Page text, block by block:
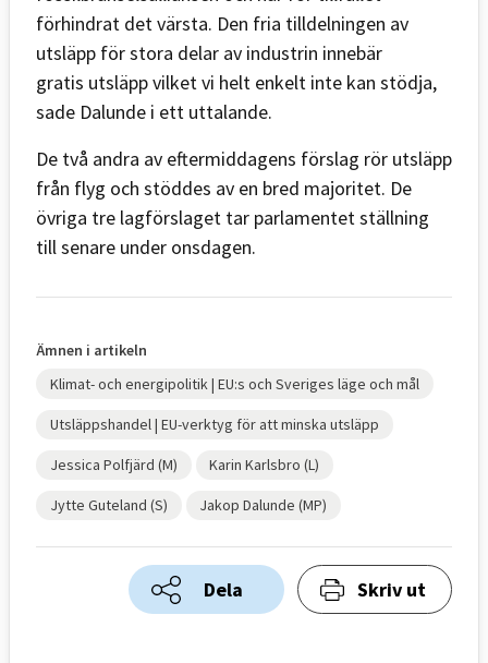
förhindrat det värsta. Den fria tilldelningen av
utsläpp för stora delar av industrin innebär
gratis utsläpp vilket vi helt enkelt inte kan stödja,
sade Dalunde i ett uttalande.
De två andra av eftermiddagens förslag rör utsläpp
från flyg och stöddes av en bred majoritet. De
övriga tre lagförslaget tar parlamentet ställning
till senare under onsdagen.
Ämnen i artikeln
Klimat- och energipolitik | EU:s och Sveriges läge och mål
Utsläppshandel | EU-verktyg för att minska utsläpp
Jessica Polfjärd (M) Karin Karlsbro (L)
Jytte Guteland (S) Jakop Dalunde (MP)
Dela Skriv ut